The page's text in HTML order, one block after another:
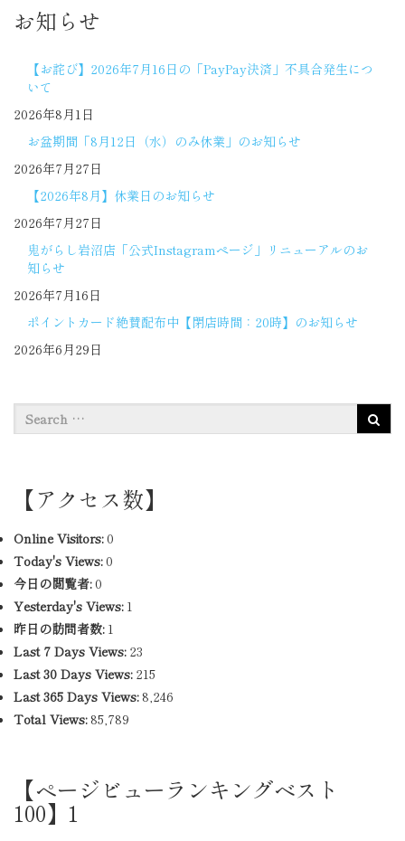
お知らせ
【お詫び】2026年7月16日の「PayPay決済」不具合発生につ
いて
2026年8月1日
お盆期間「8月12日（水）のみ休業」のお知らせ
2026年7月27日
【2026年8月】休業日のお知らせ
2026年7月27日
鬼がらし岩沼店「公式Instagramページ」リニューアルのお
知らせ
2026年7月16日
ポイントカード絶賛配布中【閉店時間：20時】のお知らせ
2026年6月29日
【アクセス数】
Online Visitors:0
Today's Views:0
今日の閲覧者:0
Yesterday's Views: 1
昨日の訪問者数: 1
Last 7 Days Views: 23
Last 30 Days Views: 215
Last 365 Days Views:8,246
Total Views:85,789
【ページビューランキングベスト
100】1